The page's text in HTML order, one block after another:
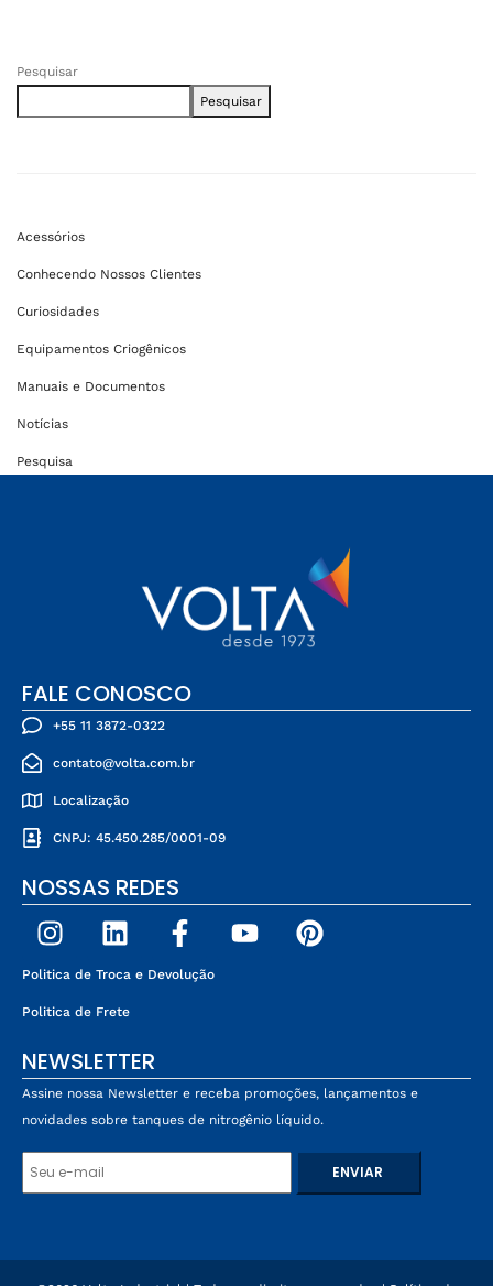
Pesquisar
Pesquisar
Acessórios
Conhecendo Nossos Clientes
Curiosidades
Equipamentos Criogênicos
Manuais e Documentos
Notícias
Pesquisa
FALE CONOSCO
+55 11 3872-0322
contato@volta.com.br
Localização
CNPJ: 45.450.285/0001-09
NOSSAS REDES
Politica de Troca e Devolução
Politica de Frete
NEWSLETTER
Assine nossa Newsletter e receba promoções, lançamentos e
novidades sobre tanques de nitrogênio líquido.